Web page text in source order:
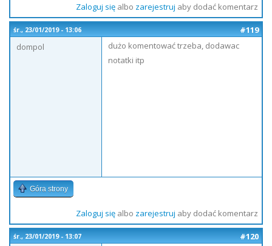
Zaloguj sięalbo zarejestruj aby dodać komentarz
śr., 23/01/2019 - 13:06
#119
dompol
dużo komentować trzeba, dodawac
notatki itp
Góra strony
Zaloguj sięalbo zarejestruj aby dodać komentarz
śr., 23/01/2019 - 13:07
#120